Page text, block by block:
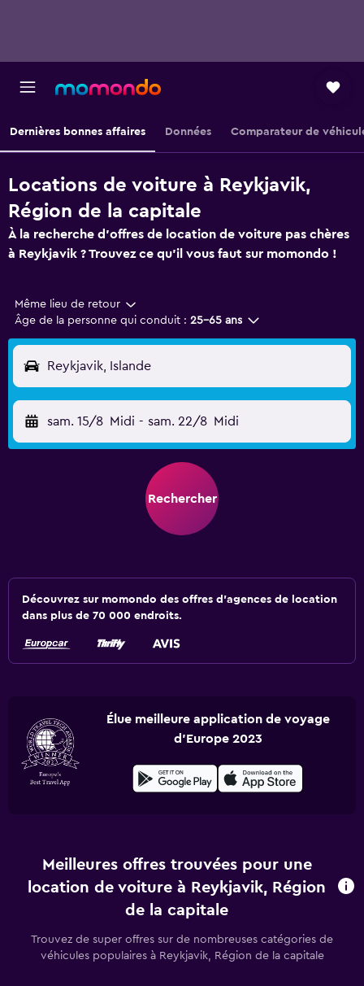
Dernières bonnes affaires Données Comparateur de
Locations de voiture à Reykjavik,
Région de la capitale
À la recherche d'offres de location de voiture pas chères
à Reykjavik ? Trouvez ce qu'il vous faut sur momondo !
Même lieu de retour
Âge de la personne qui conduit : 25-65 ans
Reykjavik, Islande
sam. 15/8 Midi - sam. 22/8 Midi
Rechercher
Découvrez sur momondo des offres d'agences de location
dans plus de 70 000 endroits.
Élue meilleure application de voyage
d'Europe 2023
Meilleures offres trouvées pour une
location de voiture à Reykjavik, Région
de la capitale
Trouvez de super offres sur de nombreuses catégories de
véhicules populaires à Reykjavik, Région de la capitale